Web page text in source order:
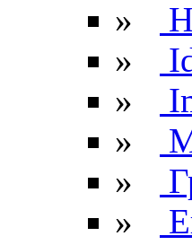
»
»
»
»
»
»